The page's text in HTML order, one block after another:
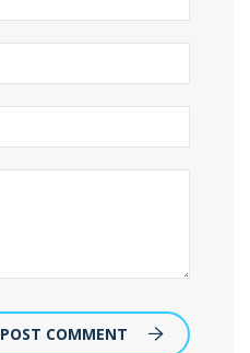
POST COMMENT